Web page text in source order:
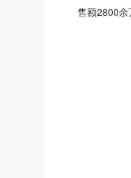
售额2800余